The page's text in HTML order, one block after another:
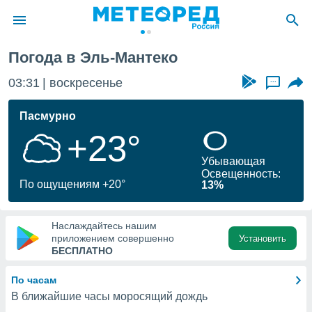
о
Вы можете
к этому
доступ
Погода в Эль-Мантеко
03:31 воскресенье ...
Пасмурно
+23°
По ощущениям +20°
Убывающая
Освещенность:
13%
Наслаждайтесь нашим
приложением совершенно
БЕСПЛАТНО
Установить
По часам
В ближайшие часы моросящий дождь